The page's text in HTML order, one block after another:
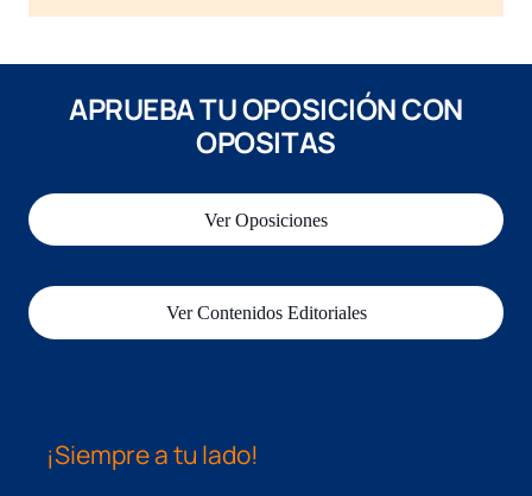
APRUEBA TU OPOSICIÓN CON
OPOSITAS
Ver Oposiciones
Ver Contenidos Editoriales
¡Siempre a tu lado!